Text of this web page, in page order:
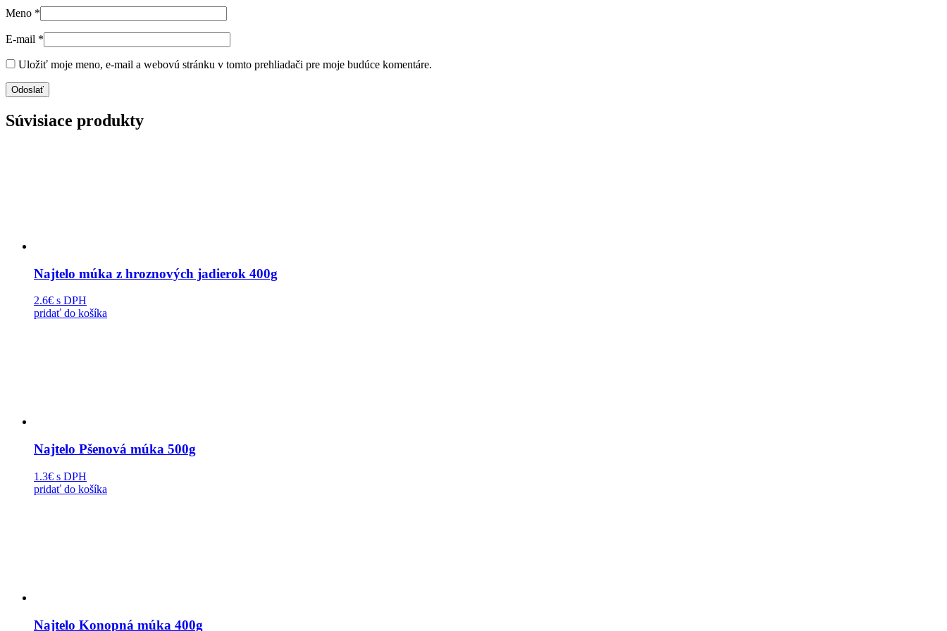
Meno *
E-mail *
Uložiť moje meno, e-mail a webovú stránku v tomto prehliadači pre moje budúce komentáre.
Súvisiace produkty
Najtelo múka z hroznových jadierok 400g
2.6€ s DPH
pridať do košíka
Najtelo Pšenová múka 500g
1.3€ s DPH
pridať do košíka
Najtelo Konopná múka 400g